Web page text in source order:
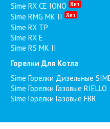
Sime RX CE IONO Хит
Sime RMG MK II Хит
Sime RX TP
Sime RX E
Sime RS MK II
Горелки Для Котла
Sime Горелки Дизельные
Sime Горелки Газовые RIELLO
Sime Горелки Газовые FBR